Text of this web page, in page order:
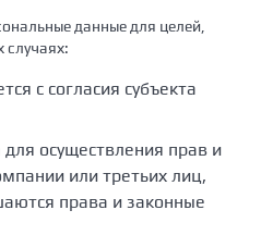
данные для целей,
случаях:
с согласия субъекта
осуществления прав и
или третьих лиц,
права и законные